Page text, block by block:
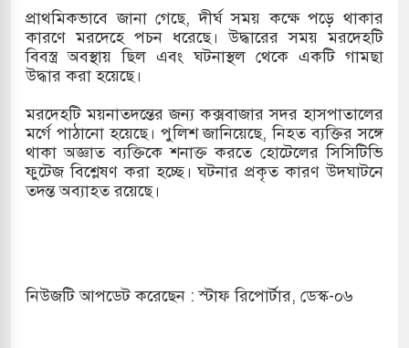
ও পাহাড়ি ঢলে ফুঁসে উঠেছে তিস্তা
মুক্তির দাবিতে পাকিস্তানজুড়ে পিটিআইয়ের আজ
কোরিয়ার ক্ষেপণাস্ত্র ইউনিট মোতায়েন করা হয়েছে:
প্রাথমিকভাবে জানা গেছে, দীর্ঘ সময় কক্ষে পড়ে থাকার
কারণে মরদেহে পচন ধরেছে। উদ্ধারের সময় মরদেহটি
বিবস্ত্র অবস্থায় ছিল এবং ঘটনাস্থল থেকে একটি গামছা
উদ্ধার করা হয়েছে।
মরদেহটি ময়নাতদন্তের জন্য কক্সবাজার সদর হাসপাতালের
মর্গে পাঠানো হয়েছে। পুলিশ জানিয়েছে, নিহত ব্যক্তির সঙ্গে
থাকা অজ্ঞাত ব্যক্তিকে শনাক্ত করতে হোটেলের সিসিটিভি
ফুটেজ বিশ্লেষণ করা হচ্ছে। ঘটনার প্রকৃত কারণ উদঘাটনে
তদন্ত অব্যাহত রয়েছে।
নিউজটি আপডেট করেছেন : স্টাফ রিপোর্টার, ডেস্ক-০৬